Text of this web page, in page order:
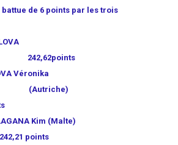
de 6 points par les trois
VECELOVA
242,62points
Véronika
Kim (Malte)
points